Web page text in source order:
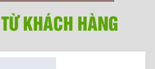
KHÁCH HÀNG